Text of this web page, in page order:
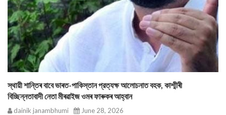
স্থায়ী শান্তিৰ বাবে ভাৰত-পাকিস্তান প্রত্যক্ষ আলোচনাত বহক, কাশ্মীৰী
বিচ্ছিন্নতাবাদী নেতা মীৰৱাইজ ওমৰ ফাৰুকৰ আহ্বান
dainik janambhumi June 28, 2026